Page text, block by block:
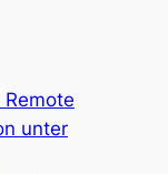
Remote
unter